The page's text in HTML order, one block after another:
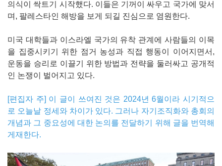
의식이 싹트기 시작했다. 이들은 기꺼이 싸우고 국가에 맞서
며, 팔레스타인 해방을 보게 되길 진심으로 염원한다.
미국 대학들과 이스라엘 국가의 유착 관계에 사람들의 이목
을 집중시키기 위한 점거 농성과 직접 행동이 이어지면서,
운동을 승리로 이끌기 위한 방법과 전략을 둘러싸고 공개적
인 논쟁이 벌어지고 있다.
[편집자 주] 이 글이 쓰여진 것은 2024년 6월이라 시기적으
로 오늘날 정세와 차이가 있다. 그러나 자기조직화와 총회의
개념과 그 중요성에 대한 논의를 전달하기 위해 글을 번역해
게재한다.